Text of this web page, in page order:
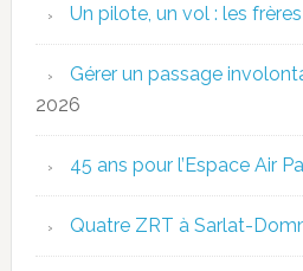
Un pilote, un vol : les
Gérer un passage
2026
45 ans pour l’Espace Air
Quatre ZRT à Sarlat-